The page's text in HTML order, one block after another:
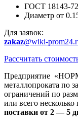
ГОСТ 18143-
Диаметр от
Для заявок:
zakaz@wiki-
Рассчитать
Предприятие
металлопроката по
ограничений по
или всего
поставки от 2 — 5